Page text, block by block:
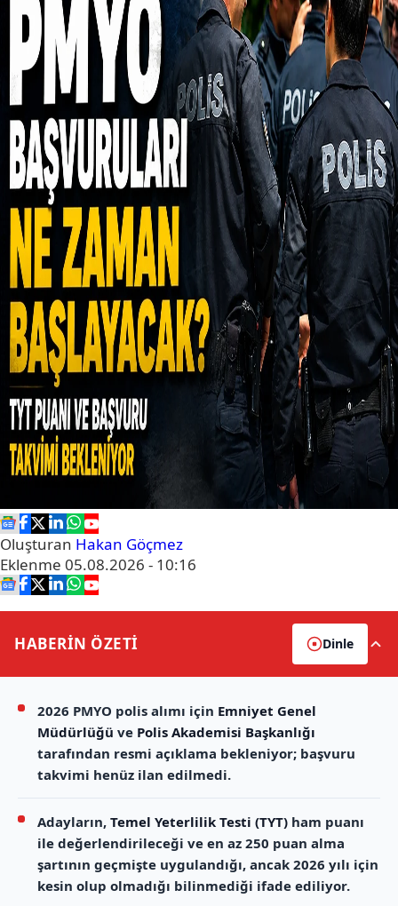
Oluşturan Hakan Göçmez
Eklenme 05.08.2026 - 10:16
HABERİN ÖZETİ Dinle
2026 PMYO polis alımı için Emniyet Genel
Müdürlüğü ve Polis Akademisi Başkanlığı
tarafından resmi açıklama bekleniyor; başvuru
takvimi henüz ilan edilmedi.
Adayların, Temel Yeterlilik Testi (TYT) ham puanı
ile değerlendirileceği ve en az 250 puan alma
şartının geçmişte uygulandığı, ancak 2026 yılı için
kesin olup olmadığı bilinmediği ifade ediliyor.